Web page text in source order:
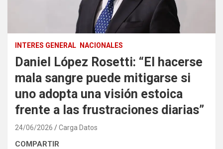
INTERES GENERAL NACIONALES
Daniel López Rosetti: “El hacerse
mala sangre puede mitigarse si
uno adopta una visión estoica
frente a las frustraciones diarias”
24/06/2026 Carga Datos
COMPARTIR